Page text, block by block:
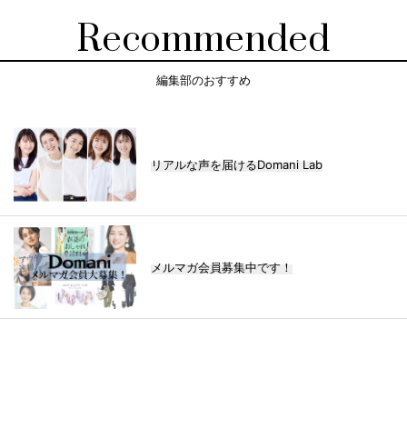
Recommended
編集部のおすすめ
リアルな声を届けるDomani Lab
メルマガ会員募集中です！